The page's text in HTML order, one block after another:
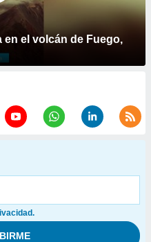
el volcán de Fuego,